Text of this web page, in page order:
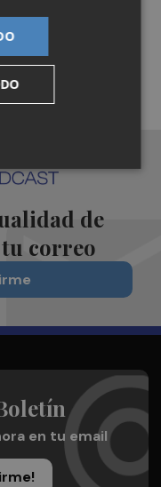
noticias
de
tu correo
en tu email